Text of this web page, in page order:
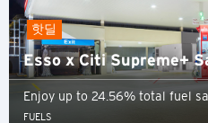
핫딜
Esso x Citi Supreme+
Enjoy up to 24.56% total fuel
FUELS